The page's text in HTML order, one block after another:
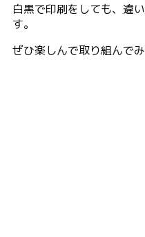
白黒で印刷をしても、違
す。
ぜひ楽しんで取り組んでみ